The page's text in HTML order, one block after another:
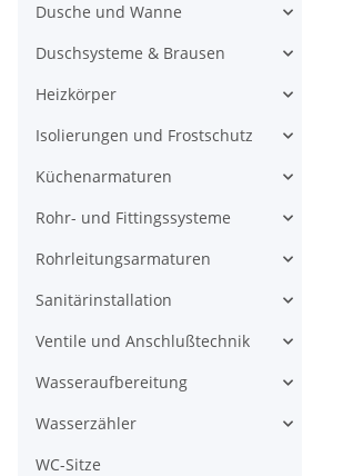
Dusche und Wanne
Duschsysteme & Brausen
Heizkörper
Isolierungen und Frostschutz
Küchenarmaturen
Rohr- und Fittingssysteme
Rohrleitungsarmaturen
Sanitärinstallation
Ventile und Anschlußtechnik
Wasseraufbereitung
Wasserzähler
WC-Sitze